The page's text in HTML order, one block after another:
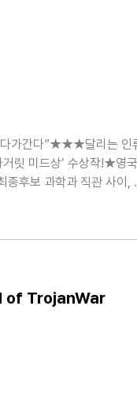
다가간다”★★★달리는 인
릿 미드상’ 수상작!★영국
종후보 과학과 직관 사이,
of TrojanWar